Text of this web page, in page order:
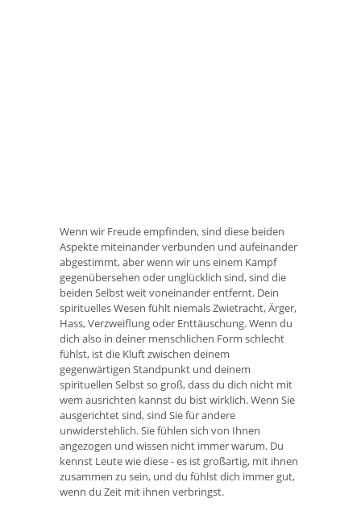
Wenn wir Freude empfinden, sind diese beiden
Aspekte miteinander verbunden und aufeinander
abgestimmt, aber wenn wir uns einem Kampf
gegenübersehen oder unglücklich sind, sind die
beiden Selbst weit voneinander entfernt. Dein
spirituelles Wesen fühlt niemals Zwietracht, Ärger,
Hass, Verzweiflung oder Enttäuschung. Wenn du
dich also in deiner menschlichen Form schlecht
fühlst, ist die Kluft zwischen deinem
gegenwärtigen Standpunkt und deinem
spirituellen Selbst so groß, dass du dich nicht mit
wem ausrichten kannst du bist wirklich. Wenn Sie
ausgerichtet sind, sind Sie für andere
unwiderstehlich. Sie fühlen sich von Ihnen
angezogen und wissen nicht immer warum. Du
kennst Leute wie diese - es ist großartig, mit ihnen
zusammen zu sein, und du fühlst dich immer gut,
wenn du Zeit mit ihnen verbringst.